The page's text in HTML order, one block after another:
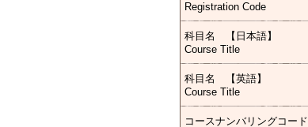
Registration Code
科目名 【日本語】
Course Title
科目名 【英語】
Course Title
コースナンバリングコード